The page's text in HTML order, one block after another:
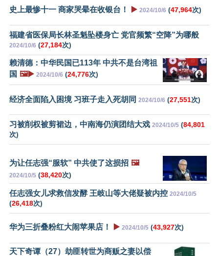
史上最惨十一 商家哭晕在收银台！ ▶️ 2024/10/6 (47,964次)
福建省医保局长林圣魁坠楼身亡 党官频繁“空降”为哪般
2024/10/6 (27,184次)
赖清德：中华民国已113年 中共不是台湾祖
国 🖼️▶️ 2024/10/6 (24,776次)
经济全面陷入困境 习班子走入死胡同 2024/10/6 (27,551次)
习被削权被剪裙边，中南海仍演团结大戏 2024/10/5 (84,801
次)
为让任志强“服软” 中共使了这损招 🖼️
2024/10/5 (38,420次)
任志强女儿求救信发酵 王岐山等大佬疑被内控 2024/10/5
(26,418次)
华为三折叠粉红大闹苹果店！ ▶️ 2024/10/5 (43,927次)
天下奇谭（27）劫匪转世为商贩之妻以偿